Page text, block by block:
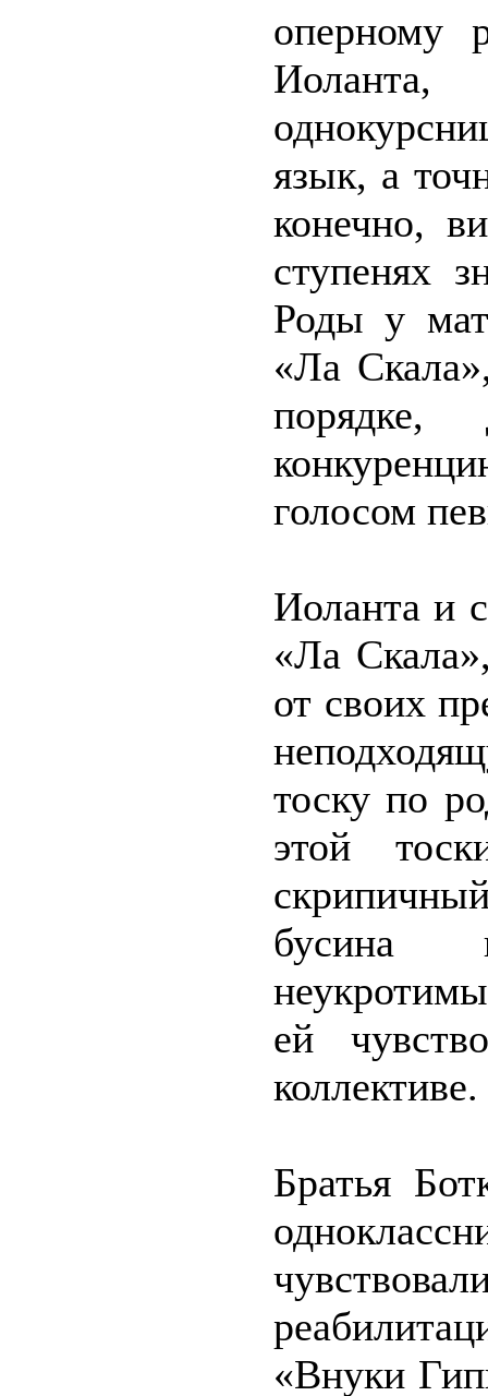
оперному
язык, а
конечно,
ступенях
Роды у
«Ла
голосом
Иоланта и
«Ла
от своих
тоску по
этой
бусина
ей
коллективе.
Братья
«Внуки